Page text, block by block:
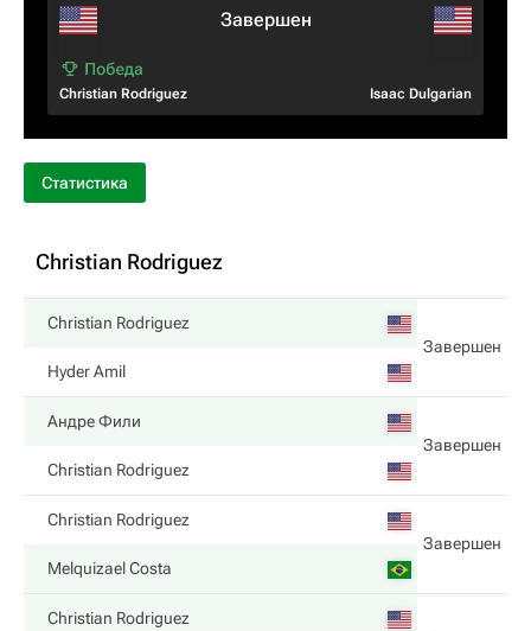
Christian Rodriguez
Завершен
Isaac Dulgarian
Статистика
Christian Rodriguez
Christian Rodriguez
Завершен
Hyder Amil
Андре Фили
Завершен
Christian Rodriguez
Christian Rodriguez
Завершен
Melquizael Costa
Christian Rodriguez